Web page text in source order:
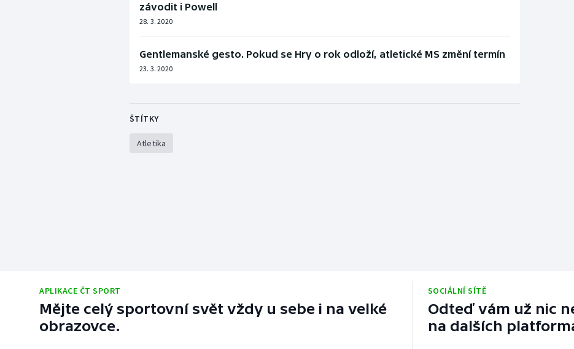
závodit i Powell
28. 3. 2020
Gentlemanské gesto. Pokud se Hry o rok odloží, atletické MS změní termín
23. 3. 2020
ŠTÍTKY
Atletika
APLIKACE ČT SPORT
Mějte celý sportovní svět vždy u sebe i na velké
obrazovce.
SOCIÁLNÍ SÍTĚ
Odteď vám už nic
na dalších